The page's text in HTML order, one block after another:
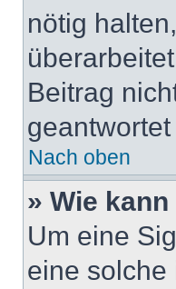
nötig
Beitrag
geantwortet
Nach oben
» Wie
Um eine
eine solche